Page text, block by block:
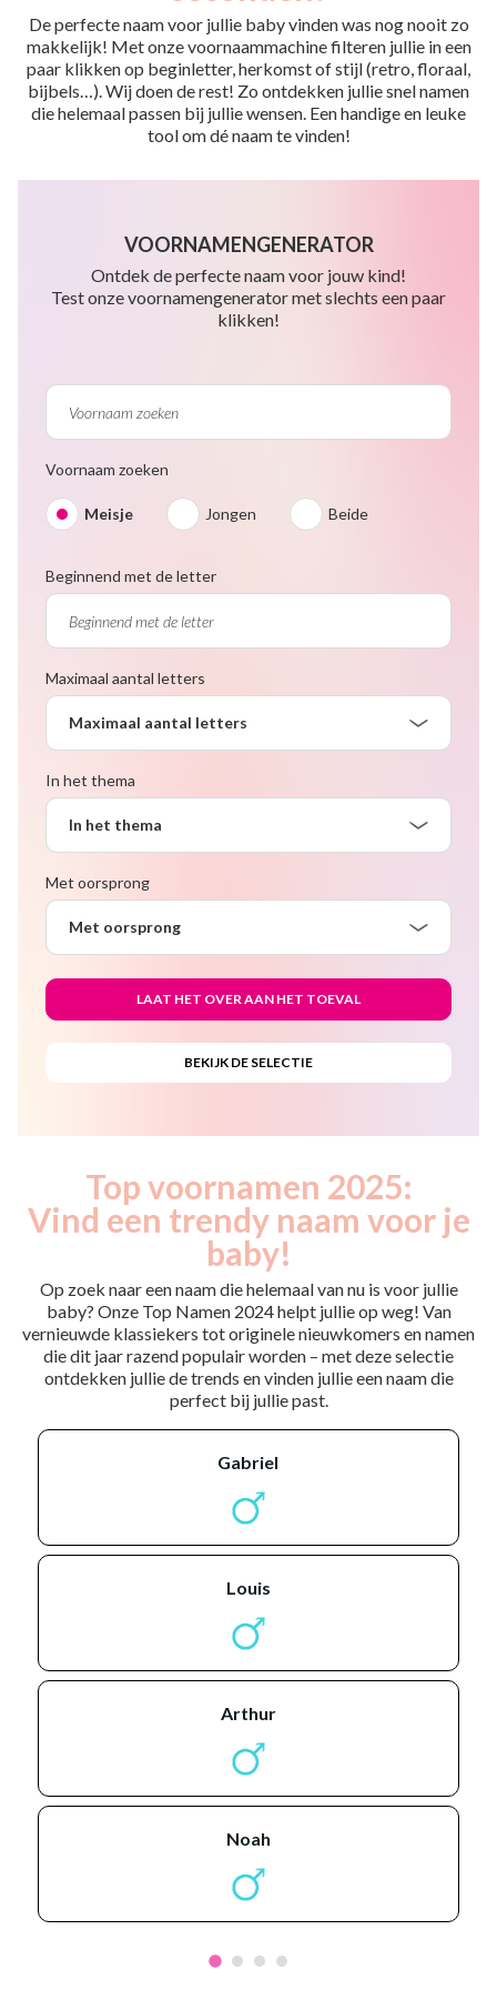
De perfecte naam voor jullie baby vinden was nog nooit zo
makkelijk! Met onze voornaammachine filteren jullie in een
paar klikken op beginletter, herkomst of stijl (retro, floraal,
bijbels…). Wij doen de rest! Zo ontdekken jullie snel namen
die helemaal passen bij jullie wensen. Een handige en leuke
tool om dé naam te vinden!
VOORNAMENGENERATOR
Ontdek de perfecte naam voor jouw kind!
Test onze voornamengenerator met slechts een paar
klikken!
Voornaam zoeken
Meisje Jongen Beide
Beginnend met de letter
Maximaal aantal letters
Maximaal aantal letters
In het thema
In het thema
Met oorsprong
Met oorsprong
Top voornamen 2025:
Vind een trendy naam voor je
baby!
Op zoek naar een naam die helemaal van nu is voor jullie
baby? Onze Top Namen 2024 helpt jullie op weg! Van
vernieuwde klassiekers tot originele nieuwkomers en namen
die dit jaar razend populair worden – met deze selectie
ontdekken jullie de trends en vinden jullie een naam die
perfect bij jullie past.
gabriel
louis
arthur
noah